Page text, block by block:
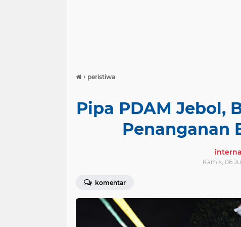
› peristiwa
Pipa PDAM Jebol,
Penanganan
Kamis, 06
komentar